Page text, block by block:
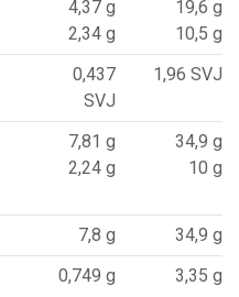
4,37 g
2,34 g
19,6 g
10,5 g
0,437
SVJ
1,96 SVJ
7,81 g
2,24 g
34,9 g
10 g
7,8 g
34,9 g
0,749 g 3,35 g